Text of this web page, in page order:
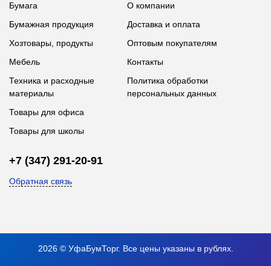
Бумага
Бумажная продукция
Хозтовары, продукты
Мебель
Техника и расходные
материалы
Товары для офиса
Товары для школы
О компании
Доставка и оплата
Оптовым покупателям
Контакты
Политика обработки
персональных данных
+7 (347) 291-20-91
Обратная связь
2026 © УфаБумТорг. Все цены указаны в рублях.